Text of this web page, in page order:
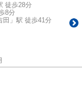
徒歩28分
8分
田」駅 徒歩41分